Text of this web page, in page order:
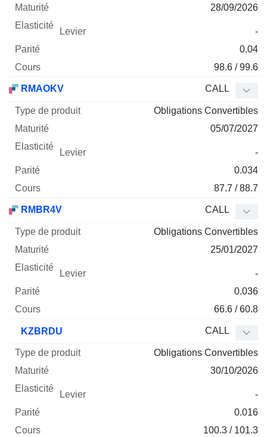
28/09/2026
-
0.04
98.6 / 99.6
RMAOKV CALL
Obligations Convertibles
05/07/2027
-
0.034
87.7 / 88.7
RMBR4V CALL
Obligations Convertibles
25/01/2027
-
0.036
66.6 / 60.8
KZBRDU CALL
Obligations Convertibles
30/10/2026
-
0.016
100.3 / 101.3